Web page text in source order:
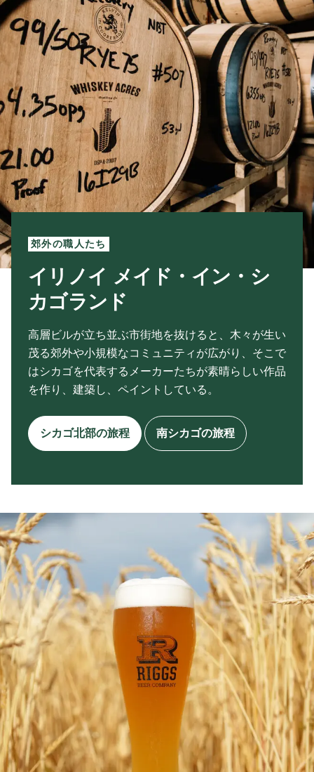
イリノイ メイド・イン・シ
カゴランド
郊外の職人たち
高層ビルが立ち並ぶ市街地を抜けると、木々が生い
茂る郊外や小規模なコミュニティが広がり、そこで
はシカゴを代表するメーカーたちが素晴らしい作品
を作り、建築し、ペイントしている。
シカゴ北部の旅程 南シカゴの旅程